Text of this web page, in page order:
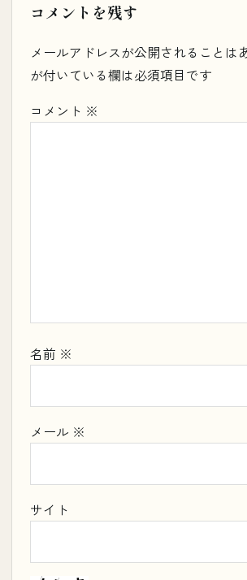
コメントを残す
メールアドレスが公開されることは
が付いている欄は必須項目です
コメント ※
名前 ※
メール ※
サイト